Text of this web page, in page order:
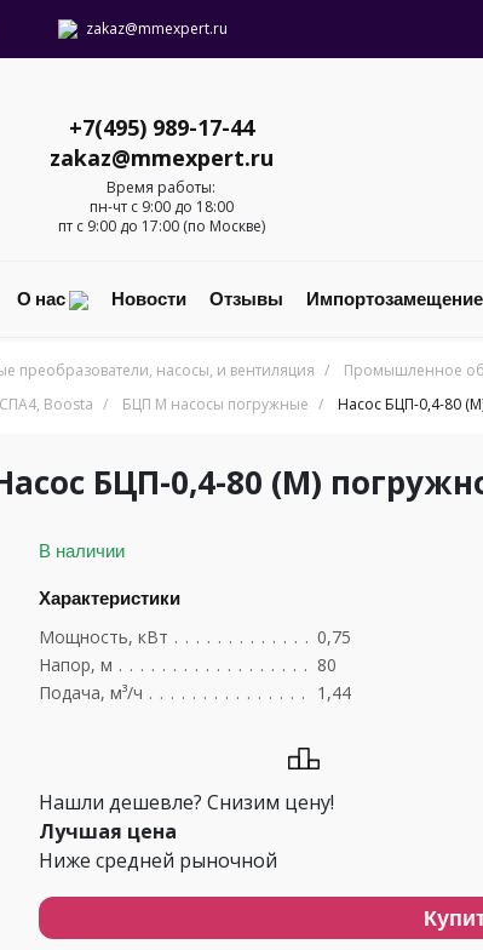
zakaz@mmexpert.ru
+7(495) 989-17-44
zakaz@mmexpert.ru
Время работы:
пн-чт с 9:00 до 18:00
пт с 9:00 до 17:00 (по Москве)
О нас Новости Отзывы Импортозамещение
преобразователи, насосы, и вентиляция / Промышленное
Boosta / БЦП М насосы погружные / Насос БЦП-0,4-80
БЦП-0,4-80 (М)
В наличии
Характеристики
Мощность, кВт
0,75
Напор, м
80
Подача, м³/ч
1,44
Нашли дешевле? Снизим цену!
Лучшая цена
Ниже средней рыночной